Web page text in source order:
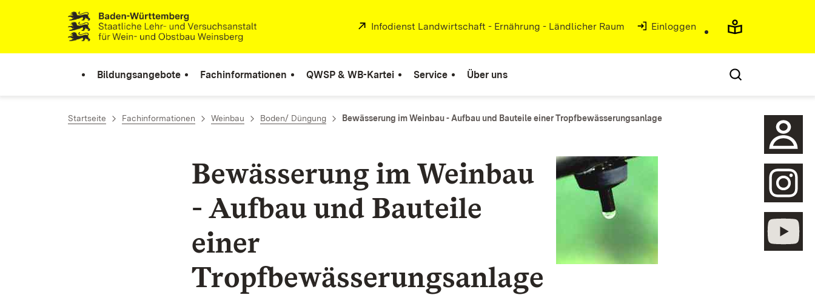
Zum Inhalt springen
Link zur Startseite
Extern:
Infodienst Landwirtschaft - Ernährung - Ländlicher Raum Einloggen
Bildungsangebote Fachinformationen QWSP & WB-Kartei Service Über uns
öffnen
Startseite Fachinformationen Weinbau Boden/ Düngung Bewässerung im Weinbau - Aufbau und Bauteile einer Tropfbewässerungsanlage
Bewässerung im Weinbau
- Aufbau und Bauteile
einer
Tropfbewässerungsanlage